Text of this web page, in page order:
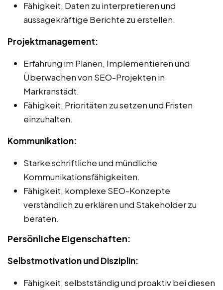
Fähigkeit, Daten zu interpretieren und
aussagekräftige Berichte zu erstellen.
Projektmanagement:
Erfahrung im Planen, Implementieren und
Überwachen von SEO-Projekten in
Markranstädt.
Fähigkeit, Prioritäten zu setzen und Fristen
einzuhalten.
Kommunikation:
Starke schriftliche und mündliche
Kommunikationsfähigkeiten.
Fähigkeit, komplexe SEO-Konzepte
verständlich zu erklären und Stakeholder zu
beraten.
Persönliche Eigenschaften:
Selbstmotivation und Disziplin:
Fähigkeit, selbstständig und proaktiv bei diesen